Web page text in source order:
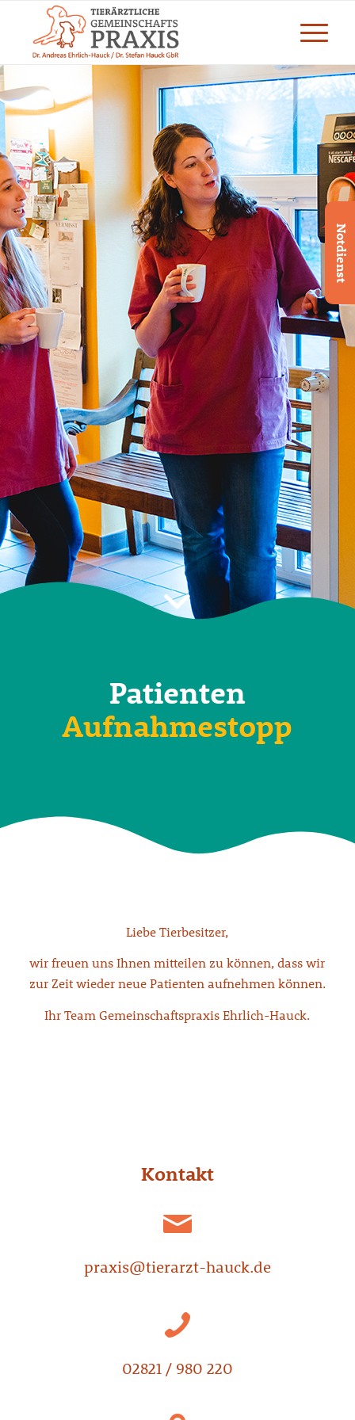
Notdienst
Patienten
Aufnahmestopp
Liebe Tierbesitzer,
wir freuen uns Ihnen mitteilen zu können, dass wir
zur Zeit wieder neue Patienten aufnehmen können.
Ihr Team Gemeinschaftspraxis Ehrlich-Hauck.
Kontakt
praxis@tierarzt-hauck.de
02821 / 980 220